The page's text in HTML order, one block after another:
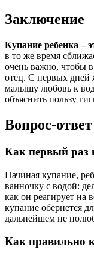
Заключение
Купание ребенка –
в то же время
очень важно, чтобы
отец. С первых дней
малышу любовь к
объяснить пользу
Вопрос-ответ
Как первый раз
Начиная купание,
ванночку с водой:
как он реагирует на
купание обернется
дальнейшем не
Как правильно